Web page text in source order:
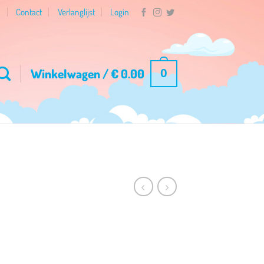
Contact Verlanglijst Login
Winkelwagen /€0.00 0